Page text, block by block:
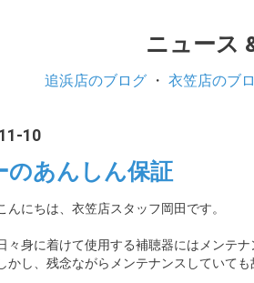
ニュース
追浜店のブログ ・ 衣笠店のブ
10
のあんしん保証
んにちは、衣笠店スタッフ岡田です。
々身に着けて使用する補聴器にはメンテナ
かし、残念ながらメンテナンスしていても